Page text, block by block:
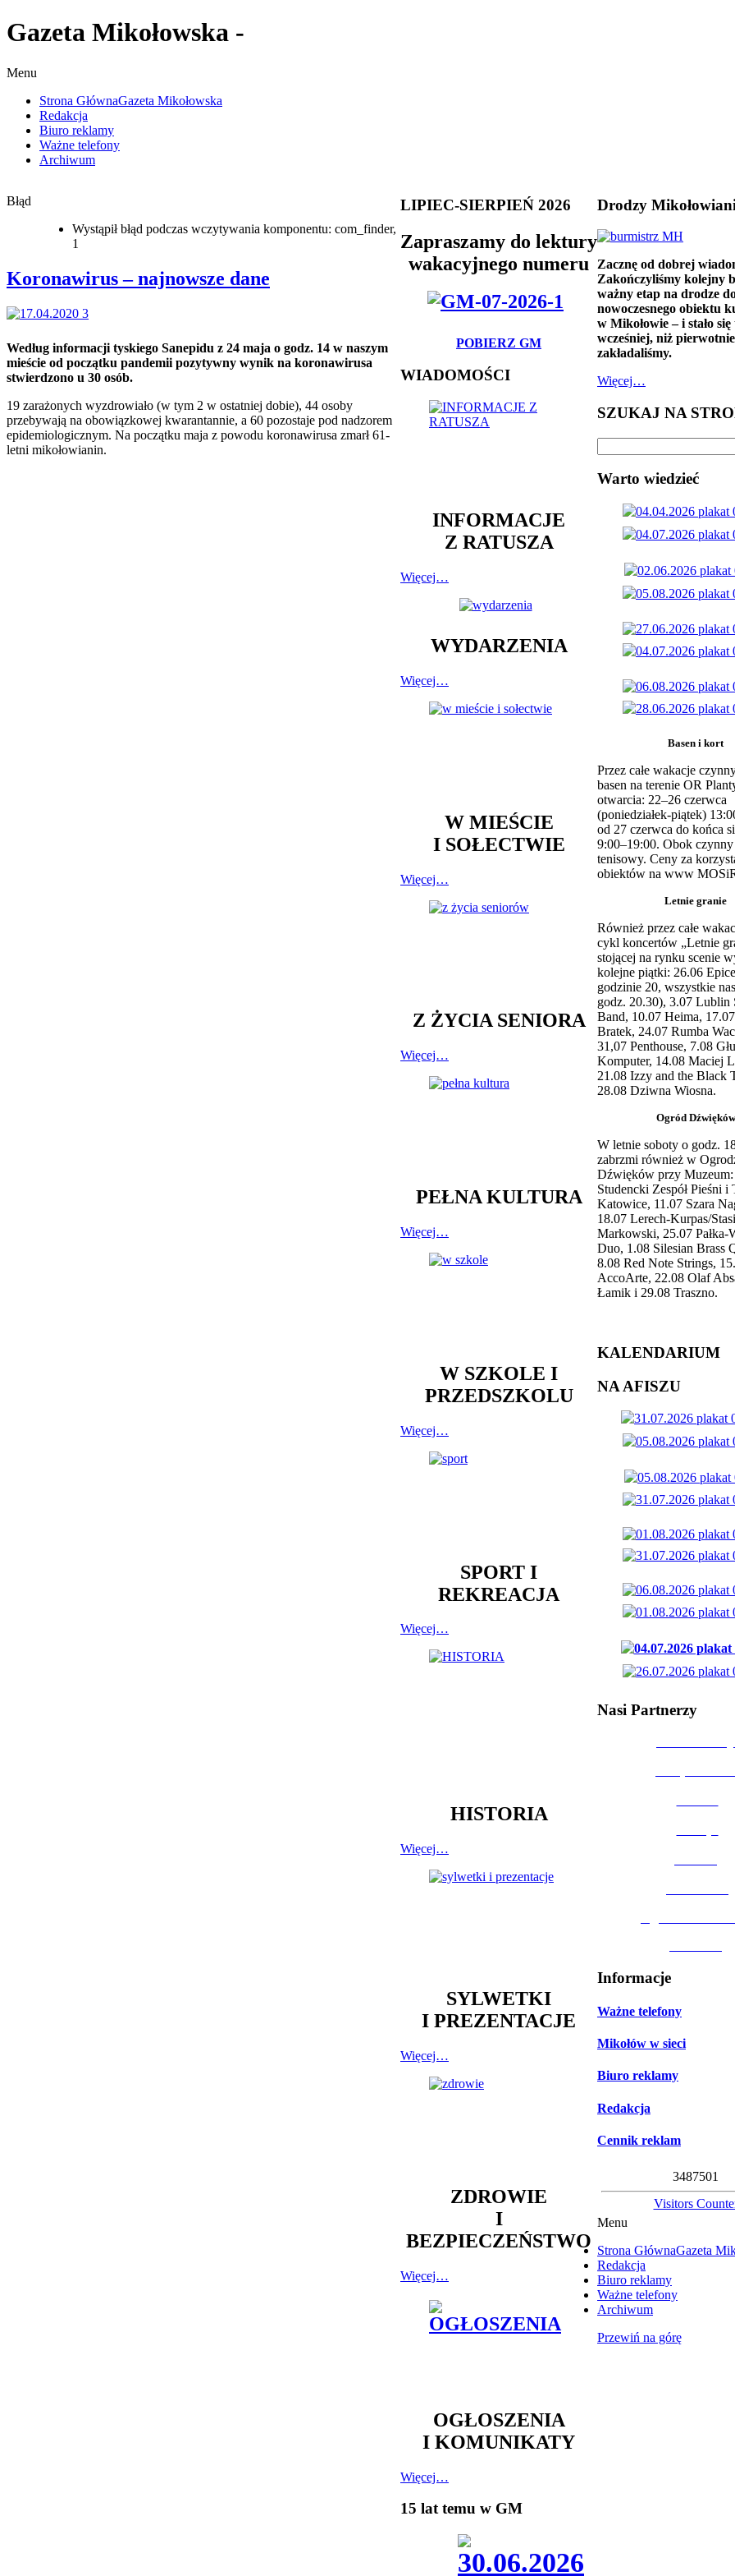
Gazeta Mikołowska -
Menu
Strona GłównaGazeta Mikołowska
Redakcja
Biuro reklamy
Ważne telefony
Archiwum
Błąd
Wystąpił błąd podczas wczytywania komponentu: com_finder,
1
Koronawirus – najnowsze dane
Według informacji tyskiego Sanepidu z 24 maja o godz. 14 w naszym
mieście od początku pandemii pozytywny wynik na koronawirusa
stwierdzono u 30 osób.
19 zarażonych wyzdrowiało (w tym 2 w ostatniej dobie), 44 osoby
przebywają na obowiązkowej kwarantannie, a 60 pozostaje pod nadzorem
epidemiologicznym. Na początku maja z powodu koronawirusa zmarł 61-
letni mikołowianin.
LIPIEC-SIERPIEŃ 2026
Zapraszamy do lektury
wakacyjnego numeru
POBIERZ GM
WIADOMOŚCI
INFORMACJE
Z RATUSZA
Więcej…
WYDARZENIA
Więcej…
W MIEŚCIE
I SOŁECTWIE
Więcej…
Z ŻYCIA SENIORA
Więcej…
PEŁNA KULTURA
Więcej…
W SZKOLE I
PRZEDSZKOLU
Więcej…
SPORT I
REKREACJA
Więcej…
HISTORIA
Więcej…
SYLWETKI
I PREZENTACJE
Więcej…
ZDROWIE
I
BEZPIECZEŃSTWO
Więcej…
OGŁOSZENIA
I KOMUNIKATY
Więcej…
15 lat temu w GM
Drodzy
Zacznę od dobrej
Zakończyliśmy kolejny
ważny etap na drodze
nowoczesnego obiektu
w Mikołowie – i stało się
wcześniej, niż pierwotnie
zakładaliśmy.
Więcej…
SZUKAJ NA
Warto wiedzieć
Basen i kort
Przez całe wakacje
basen na terenie OR
otwarcia: 22–26 czerwca
(poniedziałek-piątek)
od 27 czerwca do końca
9:00–19:00. Obok
tenisowy. Ceny za
obiektów na www
Letnie granie
Również przez całe
cykl koncertów „Letnie
stojącej na rynku scenie
kolejne piątki: 26.06
godzinie 20, wszystkie
godz. 20.30), 3.07 Lublin
Band, 10.07 Heima,
Bratek, 24.07 Rumba
31,07 Penthouse, 7.08
Komputer, 14.08 Maciej
21.08 Izzy and the Black
28.08 Dziwna Wiosna.
Ogród Dźwięków
W letnie soboty o godz.
zabrzmi również w
Dźwięków przy
Studencki Zespół Pieśni i
Katowice, 11.07 Szara
18.07 Lerech-Kurpas/
Markowski, 25.07 Pałka-
Duo, 1.08 Silesian Brass
8.08 Red Note Strings,
AccoArte, 22.08 Olaf
Łamik i 29.08 Traszno.
KALENDARIUM
NA AFISZU
Nasi Partnerzy
Informacje
Ważne telefony
Mikołów w sieci
Biuro reklamy
Redakcja
Cennik reklam
3487501
Visitors
Menu
Strona GłównaGazeta
Redakcja
Biuro reklamy
Ważne telefony
Archiwum
Przewiń na górę